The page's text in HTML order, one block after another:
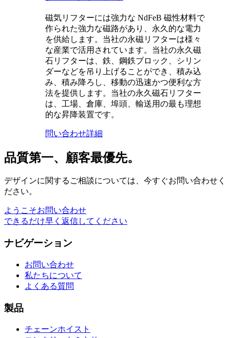
磁気リフターには強力な NdFeB 磁性材料で
作られた強力な磁路があり、永久的な電力
を供給します。当社の永磁リフターは様々
な産業で活用されています。当社の永久磁
石リフターは、鉄、鋼鉄ブロック、シリン
ダーなどを吊り上げることができ、積み込
み、積み降ろし、移動の迅速かつ便利な方
法を提供します。当社の永久磁石リフター
は、工場、倉庫、埠頭、輸送用の最も理想
的な昇降装置です。
問い合わせ詳細
品質第一、顧客最優先。
デザインに関するご相談については、今すぐお問い合わせく
ださい。
ようこそお問い合わせ
できるだけ早く返信してください
ナビゲーション
お問い合わせ
私たちについて
よくある質問
製品
チェーンホイスト